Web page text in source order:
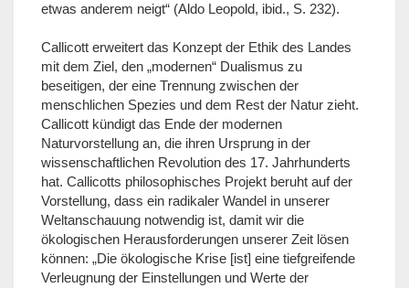
etwas anderem neigt“ (Aldo Leopold, ibid., S. 232).
Callicott erweitert das Konzept der Ethik des Landes
mit dem Ziel, den „modernen“ Dualismus zu
beseitigen, der eine Trennung zwischen der
menschlichen Spezies und dem Rest der Natur zieht.
Callicott kündigt das Ende der modernen
Naturvorstellung an, die ihren Ursprung in der
wissenschaftlichen Revolution des 17. Jahrhunderts
hat. Callicotts philosophisches Projekt beruht auf der
Vorstellung, dass ein radikaler Wandel in unserer
Weltanschauung notwendig ist, damit wir die
ökologischen Herausforderungen unserer Zeit lösen
können: „Die ökologische Krise [ist] eine tiefgreifende
Verleugnung der Einstellungen und Werte der